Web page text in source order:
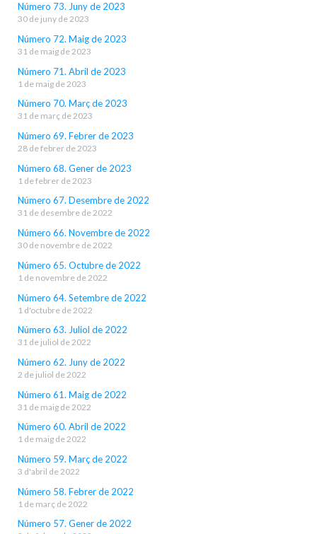
Número 73. Juny de 2023
30 de juny de 2023
Número 72. Maig de 2023
31 de maig de 2023
Número 71. Abril de 2023
1 de maig de 2023
Número 70. Març de 2023
31 de març de 2023
Número 69. Febrer de 2023
28 de febrer de 2023
Número 68. Gener de 2023
1 de febrer de 2023
Número 67. Desembre de 2022
31 de desembre de 2022
Número 66. Novembre de 2022
30 de novembre de 2022
Número 65. Octubre de 2022
1 de novembre de 2022
Número 64. Setembre de 2022
1 d'octubre de 2022
Número 63. Juliol de 2022
31 de juliol de 2022
Número 62. Juny de 2022
2 de juliol de 2022
Número 61. Maig de 2022
31 de maig de 2022
Número 60. Abril de 2022
1 de maig de 2022
Número 59. Març de 2022
3 d'abril de 2022
Número 58. Febrer de 2022
1 de març de 2022
Número 57. Gener de 2022